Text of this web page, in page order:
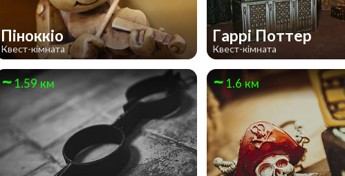
Піноккіо
Квест-кімната
Гаррі Поттер
Квест-кімната
1.59 км 1.6 км